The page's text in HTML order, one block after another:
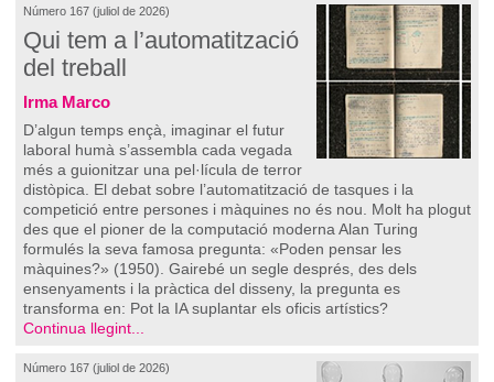
Número 167 (juliol de 2026)
Qui tem a l’automatització
del treball
Irma Marco
D’algun temps ençà, imaginar el futur
laboral humà s’assembla cada vegada
més a guionitzar una pel·lícula de terror
distòpica. El debat sobre l’automatització de tasques i la
competició entre persones i màquines no és nou. Molt ha plogut
des que el pioner de la computació moderna Alan Turing
formulés la seva famosa pregunta: «Poden pensar les
màquines?» (1950). Gairebé un segle després, des dels
ensenyaments i la pràctica del disseny, la pregunta es
transforma en: Pot la IA suplantar els oficis artístics?
Continua llegint...
Número 167 (juliol de 2026)